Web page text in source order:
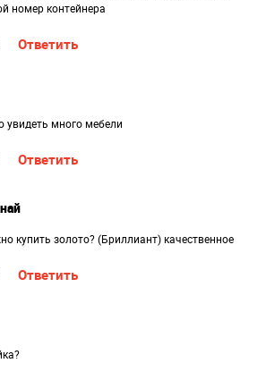
номер контейнера
Ответить
много мебели
Ответить
купить золото? (Бриллиант) качественное
Ответить